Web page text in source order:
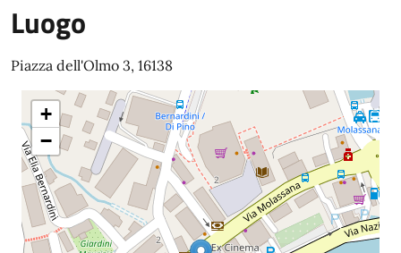
Luogo
Piazza dell'Olmo 3, 16138
+
−